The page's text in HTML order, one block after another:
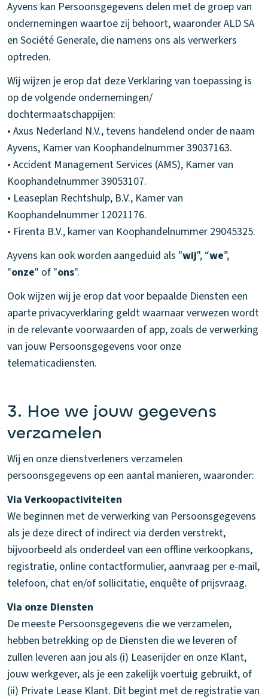
Ayvens kan Persoonsgegevens delen met de groep van
ondernemingen waartoe zij behoort, waaronder ALD SA
en Société Generale, die namens ons als verwerkers
optreden.
Wij wijzen je erop dat deze Verklaring van toepassing is
op de volgende ondernemingen/
dochtermaatschappijen:
• Axus Nederland N.V., tevens handelend onder de naam
Ayvens, Kamer van Koophandelnummer 39037163.
• Accident Management Services (AMS), Kamer van
Koophandelnummer 39053107.
• Leaseplan Rechtshulp, B.V., Kamer van
Koophandelnummer 12021176.
• Firenta B.V., kamer van Koophandelnummer 29045325.
Ayvens kan ook worden aangeduid als "wij", “we”,
"onze" of "ons".
Ook wijzen wij je erop dat voor bepaalde Diensten een
aparte privacyverklaring geldt waarnaar verwezen wordt
in de relevante voorwaarden of app, zoals de verwerking
van jouw Persoonsgegevens voor onze
telematicadiensten.
3. Hoe we jouw gegevens
verzamelen
Wij en onze dienstverleners verzamelen
persoonsgegevens op een aantal manieren, waaronder:
Via Verkoopactiviteiten
We beginnen met de verwerking van Persoonsgegevens
als je deze direct of indirect via derden verstrekt,
bijvoorbeeld als onderdeel van een offline verkoopkans,
registratie, online contactformulier, aanvraag per e-mail,
telefoon, chat en/of sollicitatie, enquête of prijsvraag.
Via onze Diensten
De meeste Persoonsgegevens die we verzamelen,
hebben betrekking op de Diensten die we leveren of
zullen leveren aan jou als (i) Leaserijder en onze Klant,
jouw werkgever, als je een zakelijk voertuig gebruikt, of
(ii) Private Lease Klant. Dit begint met de registratie van